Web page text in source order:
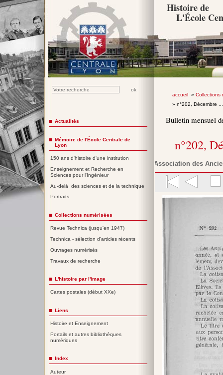
Histoire de
L'École
accueil» Collections
» n°202, Décembre
Bulletin mensuel
n°202,
Association des
Actualités
Mémoire de l'École Centrale de
Lyon
150 ans d'histoire d'une institution
Enseignement et Recherche en
Sciences pour l'Ingénieur
Au-delà des sciences et de la technique
Portraits
Collections numérisées
Revue Technica (jusqu'en 1947)
Technica - sélection d'articles récents
Ouvrages numérisés
Travaux de recherche
L'histoire par l'image
Cartes postales (début XXe)
Liens
Histoire et Enseignement
Portails et autres bibliothèques
numériques
Index
Auteur